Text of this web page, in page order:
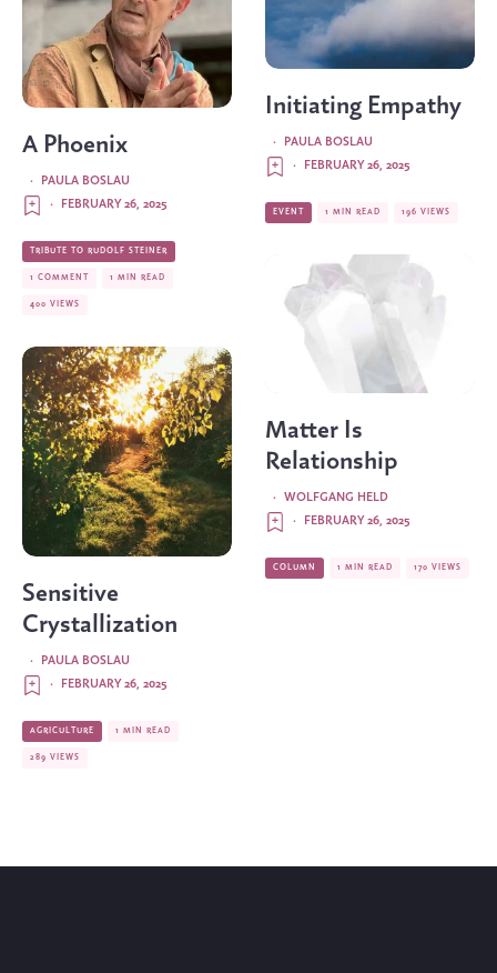
A Phoenix
PAULA BOSLAU
·
FEBRUARY 26, 2025
·
TRIBUTE TO RUDOLF STEINER
1 COMMENT 1 MIN READ
400 VIEWS
Sensitive
Crystallization
PAULA BOSLAU
·
FEBRUARY 26, 2025
·
AGRICULTURE 1 MIN READ
289 VIEWS
Initiating Empathy
PAULA BOSLAU
·
FEBRUARY 26, 2025
·
EVENT 1 MIN READ 196 VIEWS
Matter Is
Relationship
WOLFGANG HELD
·
FEBRUARY 26, 2025
·
COLUMN 1 MIN READ 170 VIEWS